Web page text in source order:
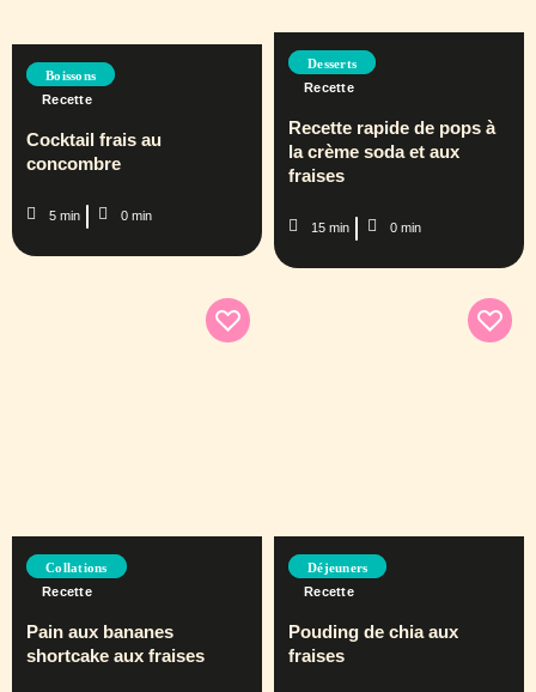
Boissons
Recette
Cocktail frais au
concombre
5 min 0 min
Desserts
Recette
Recette rapide de pops à
la crème soda et aux
fraises
15 min 0 min
Collations
Recette
Pain aux bananes
shortcake aux fraises
Déjeuners
Recette
Pouding de chia aux
fraises